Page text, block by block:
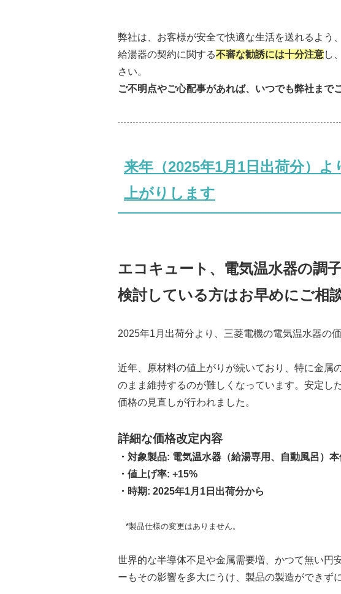
弊社は、お客様が安全で快適な生活を送れるよう
給湯器の契約に関する不審な勧誘には十分注意し
さい。
ご不明点やご心配事があれば、いつでも弊社まで
来年（2025年1月1日出荷分）
上がりします
エコキュート、電気温水器の調
検討している方はお早めにご相
2025年1月出荷分より、三菱電機の電気温水器の
近年、原材料の値上がりが続いており、特に金属
のまま維持するのが難しくなっています。安定し
価格の見直しが行われました。
詳細な価格改定内容
・対象製品: 電気温水器（給湯専用、自動風呂）
・値上げ率: +15%
・時期: 2025年1月1日出荷分から
*製品仕様の変更はありません。
世界的な半導体不足や金属需要増、かつて無い円
ーもその影響を多大にうけ、製品の製造ができず